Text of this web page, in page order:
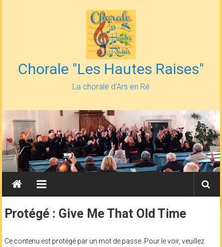
Chorale "Les Hautes Raises"
La chorale d'Ars en Ré
Protégé : Give Me That Old Time
Ce contenu est protégé par un mot de passe. Pour le voir, veuillez